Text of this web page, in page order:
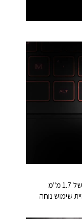
מקלדת בסגנון שולחני עם מרחק תנועה של 1.7 מ"מ
שימוש נוחה